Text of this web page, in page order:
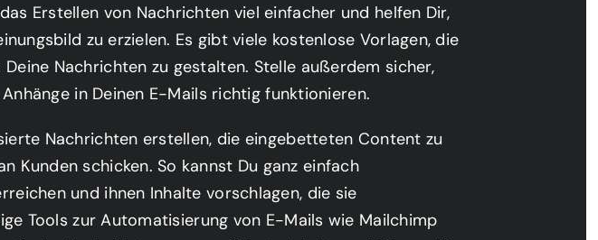
Erstellen von Nachrichten viel einfacher und helfen Dir,
zu erzielen. Es gibt viele kostenlose Vorlagen, die
Nachrichten zu gestalten. Stelle außerdem sicher,
in Deinen E-Mails richtig funktionieren.
Nachrichten erstellen, die eingebetteten Content zu
Kunden schicken. So kannst Du ganz einfach
und ihnen Inhalte vorschlagen, die sie
Tools zur Automatisierung von E-Mails wie Mailchimp